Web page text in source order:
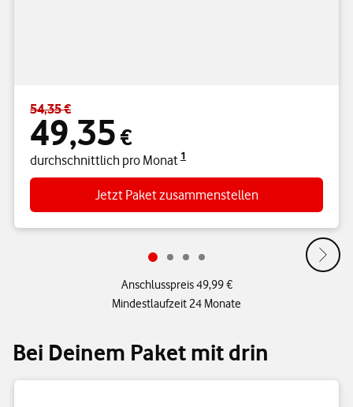
Standardpreis 54,35 € – Angebotspreis 49,35 € durchschnittlich
54,35 €
49,35 €
durchschnittlich pro Monat 1
Jetzt Paket zusammenstellen
Anschlusspreis 49,99 €
Mindestlaufzeit 24 Monate
Bei Deinem Paket mit drin